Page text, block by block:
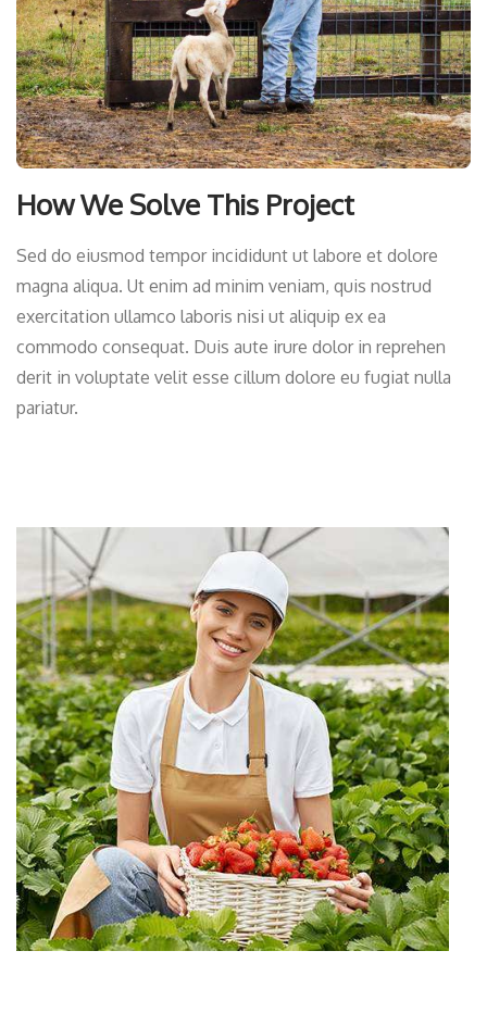
How We Solve This Project
Sed do eiusmod tempor incididunt ut labore et dolore
magna aliqua. Ut enim ad minim veniam, quis nostrud
exercitation ullamco laboris nisi ut aliquip ex ea
commodo consequat. Duis aute irure dolor in reprehen
derit in voluptate velit esse cillum dolore eu fugiat nulla
pariatur.